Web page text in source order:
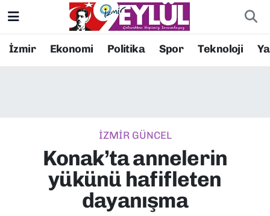
İzmir Ekonomi Politika Spor Teknoloji
İZMİR GÜNCEL
Konak’ta annelerin
yükünü hafifleten
dayanışma
Resmi İlanlar
EKONOMİ
KÜLTÜR SANAT
Konak Nöbetçi Eczaneler
Süper Lig Puan Durumu ve Fikstür
Tüm Manşetler
Son Dakika Haberleri